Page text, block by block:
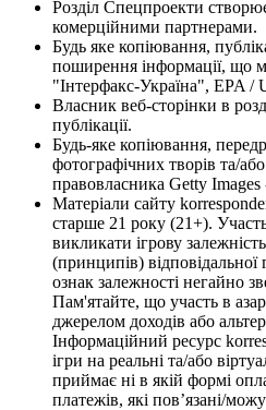
Розділ Спецпроекти
комерційними партнерами.
Будь яке копіювання,
поширення інформації, що
"Інтерфакс-Україна", EPA /
Власник веб-сторінки в
публікації.
Будь-яке копіювання,
фотографічних творів та/або
правовласника Getty Images
Матеріали сайту
старше 21 року (21+).
викликати ігрову
(принципів)
ознак залежності негайно
Пам'ятайте, що участь в
джерелом доходів або
Інформаційний ресурс
ігри на реальні та/або
приймає ні в якій формі
платежів, які пов’язані/